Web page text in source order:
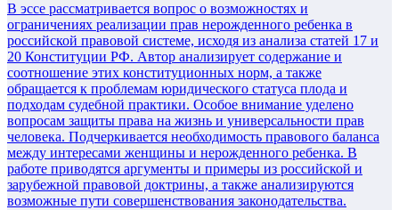
В эссе рассматривается вопрос о возможностях и
ограничениях реализации прав нерожденного ребенка в
российской правовой системе, исходя из анализа статей 17 и
20 Конституции РФ. Автор анализирует содержание и
соотношение этих конституционных норм, а также
обращается к проблемам юридического статуса плода и
подходам судебной практики. Особое внимание уделено
вопросам защиты права на жизнь и универсальности прав
человека. Подчеркивается необходимость правового баланса
между интересами женщины и нерожденного ребенка. В
работе приводятся аргументы и примеры из российской и
зарубежной правовой доктрины, а также анализируются
возможные пути совершенствования законодательства.